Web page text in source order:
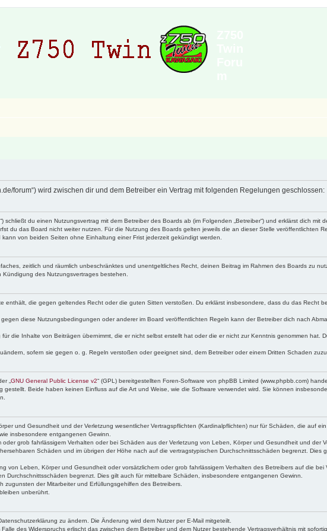
forum“) wird zwischen dir und dem Betreiber ein Vertrag mit folgenden Regelungen geschlossen:
schließt du einen Nutzungsvertrag mit dem Betreiber des Boards ab (im Folgenden „Betreiber“) und erklärst dich
du das Board nicht weiter nutzen. Für die Nutzung des Boards gelten jeweils die an dieser Stelle veröffentlichten
von beiden Seiten ohne Einhaltung einer Frist jederzeit gekündigt werden.
zeitlich und räumlich unbeschränktes und unentgeltliches Recht, deinen Beitrag im Rahmen des Boards zu
des Nutzungsvertrages bestehen.
enthält, die gegen geltendes Recht oder die guten Sitten verstoßen. Du erklärst insbesondere, dass du das Recht
diese Nutzungsbedingungen oder anderer im Board veröffentlichten Regeln kann der Betreiber dich nach
die Inhalte von Beiträgen übernimmt, die er nicht selbst erstellt hat oder die er nicht zur Kenntnis genommen hat.
sofern sie gegen o. g. Regeln verstoßen oder geeignet sind, dem Betreiber oder einem Dritten Schaden
„ GNU General Public License v2“ (GPL) bereitgestellten Foren-Software von phpBB Limited (www.phpbb.com)
gestellt. Beide haben keinen Einfluss auf die Art und Weise, wie die Software verwendet wird. Sie können
und Gesundheit und der Verletzung wesentlicher Vertragspflichten (Kardinalpflichten) nur für Schäden, die auf
insbesondere entgangenen Gewinn.
grob fahrlässigem Verhalten oder bei Schäden aus der Verletzung von Leben, Körper und Gesundheit und der
Schäden und im übrigen der Höhe nach auf die vertragstypischen Durchschnittsschäden begrenzt. Dies
von Leben, Körper und Gesundheit oder vorsätzlichem oder grob fahrlässigem Verhalten des Betreibers auf die bei
Durchschnittsschäden begrenzt. Dies gilt auch für mittelbare Schäden, insbesondere entgangenen Gewinn.
der Mitarbeiter und Erfüllungsgehilfen des Betreibers.
unberührt.
zu ändern. Die Änderung wird dem Nutzer per E-Mail mitgeteilt.
des Widerspruchs erlischt das zwischen dem Betreiber und dem Nutzer bestehende Vertragsverhältnis mit